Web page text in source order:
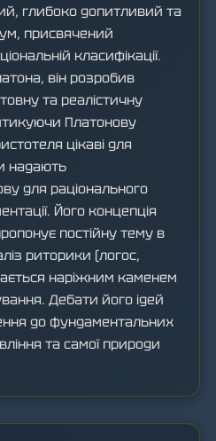
глибоко допитливий та
присвячений
класифікації.
він розробив
та реалістичну
Платонову
цікаві для
надають
для раціонального
Його концепція
постійну тему в
риторики (логос,
наріжним каменем
Дебати його ідей
до фундаментальних
та самої природи